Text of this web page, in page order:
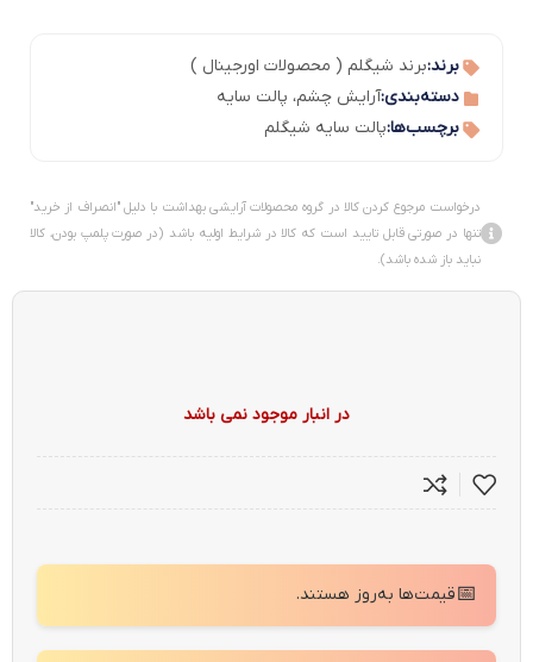
برند:برند شیگلم ( محصولات اورجینال )
دسته‌بندی:آرایش چشم، پالت سایه
برچسب‌ها:پالت سایه شیگلم
درخواست مرجوع کردن کالا در گروه محصولات آرایشی بهداشت با دلیل "انصراف از خرید"
تنها در صورتی قابل تایید است که کالا در شرایط اولیه باشد (در صورت پلمپ بودن، کالا
نباید باز شده باشد).
در انبار موجود نمی باشد
📅قیمت‌ها به‌روز هستند.